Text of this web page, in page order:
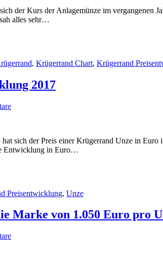
der Kurs der Anlagemünze im vergangenen
alles sehr…
, Krügerrand Chart, Krügerrand
2017
sich der Preis einer Krügerrand Unze in
Entwicklung in Euro…
Preisentwicklung, Unze
Marke von 1.050 Euro pro